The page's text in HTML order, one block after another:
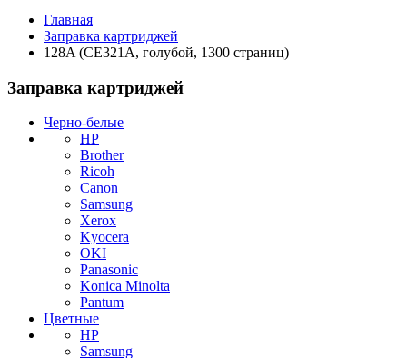
Главная
Заправка картриджей
128A (CE321A, голубой, 1300 страниц)
Заправка картриджей
Черно-белые
HP
Brother
Ricoh
Canon
Samsung
Xerox
Kyocera
OKI
Panasonic
Konica Minolta
Pantum
Цветные
HP
Samsung